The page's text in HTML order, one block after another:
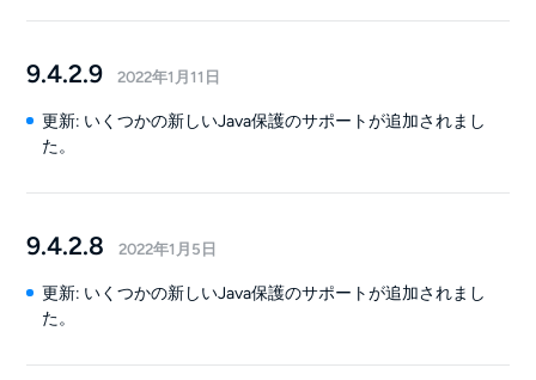
9.4.2.9 2022年1月11日
更新: いくつかの新しいJava保護のサポートが追加されまし
た。
9.4.2.8 2022年1月5日
更新: いくつかの新しいJava保護のサポートが追加されまし
た。